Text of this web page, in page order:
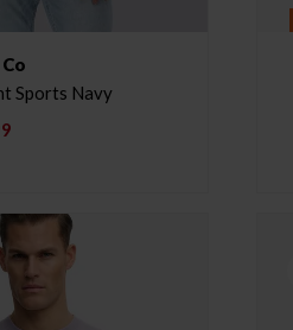
Sports Navy